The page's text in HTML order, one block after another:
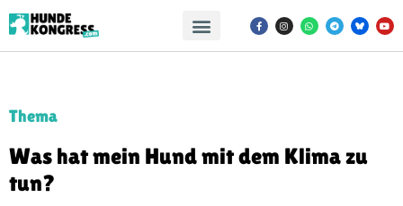
Thema
Was hat mein Hund mit dem Klima zu
tun?